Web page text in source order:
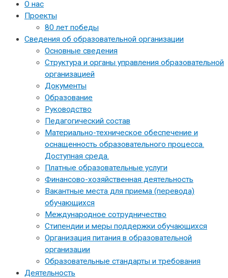
О нас
Проекты
80 лет победы
Сведения об образовательной организации
Основные сведения
Структура и органы управления образовательной
организацией
Документы
Образование
Руководство
Педагогический состав
Материально-техническое обеспечение и
оснащенность образовательного процесса.
Доступная среда.
Платные образовательные услуги
Финансово-хозяйственная деятельность
Вакантные места для приема (перевода)
обучающихся
Международное сотрудничество
Стипендии и меры поддержки обучающихся
Организация питания в образовательной
организации
Образовательные стандарты и требования
Деятельность